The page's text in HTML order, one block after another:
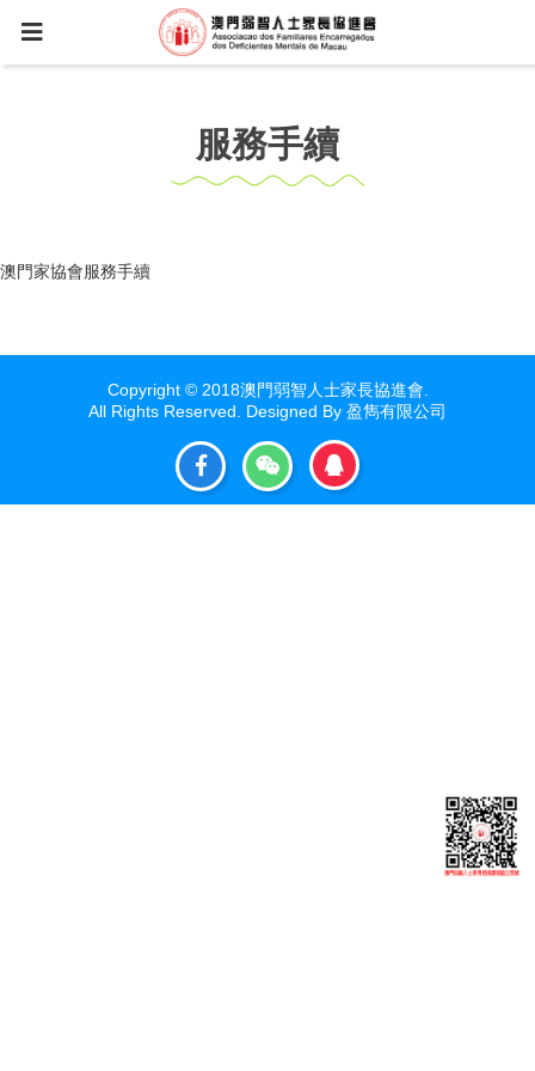
服務手續
澳門家協會服務手續
Copyright © 2018澳門弱智人士家長協進會.
All Rights Reserved. Designed By 盈雋有限公司